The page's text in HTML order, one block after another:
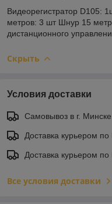
Видеорегистратор D105:
метров: 3 шт Шнур 15
дистанционного
Скрыть
Условия доставки
Самовывоз в г.
Доставка курьером
Доставка курьером
Все условия доставки